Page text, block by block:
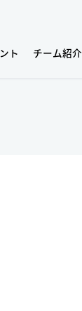
ト チーム紹介